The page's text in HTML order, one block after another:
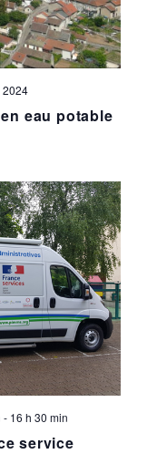
eau potable
2024
service
- 16 h 30 min